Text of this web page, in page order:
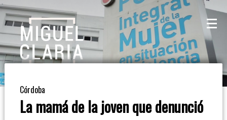
La
Mesa
De
CaféCórdoba
La mamá de la joven que denunció